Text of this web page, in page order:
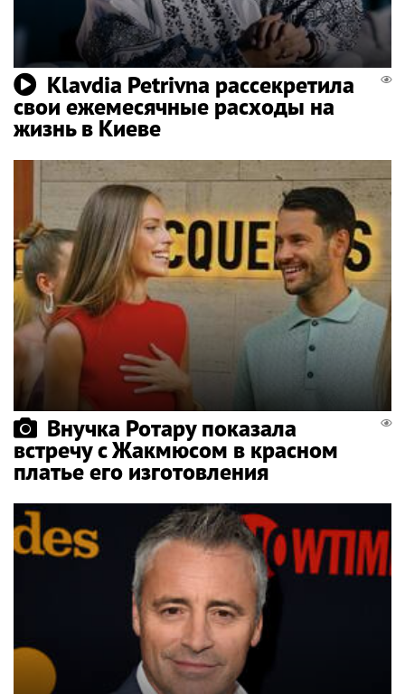
Klavdia Petrivna рассекретила
свои ежемесячные расходы на
жизнь в Киеве
Внучка Ротару показала
встречу с Жакмюсом в красном
платье его изготовления